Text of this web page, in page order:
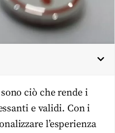
ciò che rende i
e validi. Con i
l’esperienza